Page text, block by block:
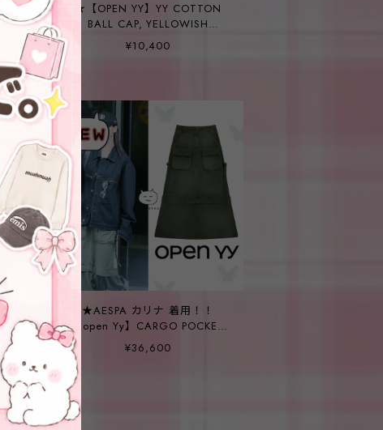
★【OPEN YY】YY COTTON
BALL CAP, YELLOWISH
BROWN
¥10,400
★AESPA カリナ 着用！！
【open Yy】CARGO POCKET
MAXI SKIRT, KHAKI
¥36,600